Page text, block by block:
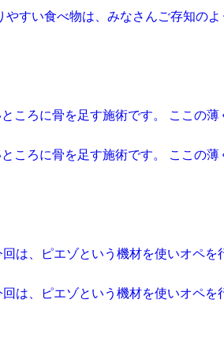
い食べ物は、みなさんご存知の
ころに骨を足す施術です。 ここの
ころに骨を足す施術です。 ここの
は、ピエゾという機材を使いオペ
は、ピエゾという機材を使いオペ